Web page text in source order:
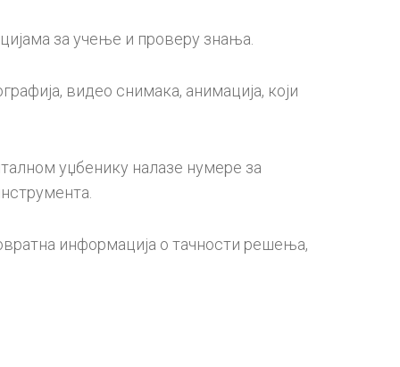
за учење и проверу знања.
видео снимака, анимација, који
уџбенику налазе нумере за
информација о тачности решења,